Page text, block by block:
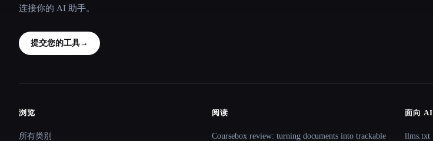
连接你的 AI 助手。
提交您的工具→
Site navigation
浏览
所有类别
阅读
Coursebox review: turning documents into trackable
面向 AI
llms.txt